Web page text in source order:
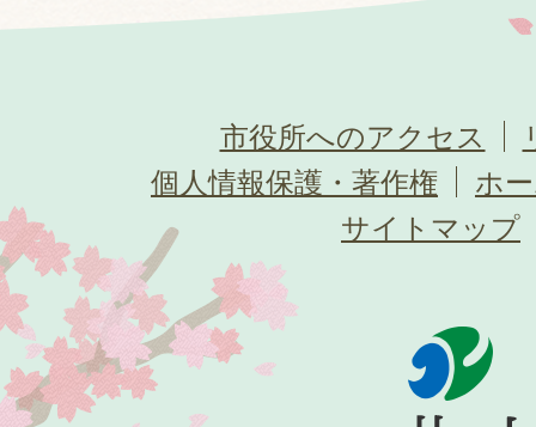
市役所へのアクセス
個人情報保護・著作権
ホ
サイトマップ